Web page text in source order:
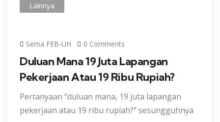
Lainnya
Sema FEB-UH 0 Comments
Duluan Mana 19 Juta Lapangan
Pekerjaan Atau 19 Ribu Rupiah?
Pertanyaan “duluan mana, 19 juta lapangan
pekerjaan atau 19 ribu rupiah?” sesungguhnya